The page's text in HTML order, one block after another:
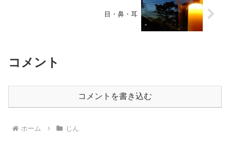
目・鼻・耳
コメント
コメントを書き込む
ホーム じん